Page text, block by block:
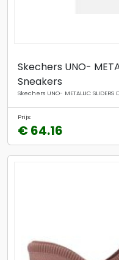
Skechers UNO-
Sneakers
Skechers UNO- METALLIC
Prijs:
€ 64.16